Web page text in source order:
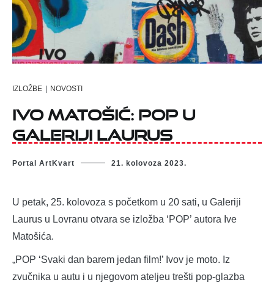
IZLOŽBE | NOVOSTI
Ivo Matošić: POP u
Galeriji Laurus
Portal ArtKvart 21. kolovoza 2023.
U petak, 25. kolovoza s početkom u 20 sati, u Galeriji
Laurus u Lovranu otvara se izložba ‘POP’ autora Ive
Matošića.
„POP ‘Svaki dan barem jedan film!’ Ivov je moto. Iz
zvučnika u autu i u njegovom ateljeu trešti pop-glazba